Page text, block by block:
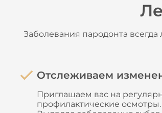
Заболевания пародонта
Отслеживаем
Приглашаем вас на
профилактические осмотры.